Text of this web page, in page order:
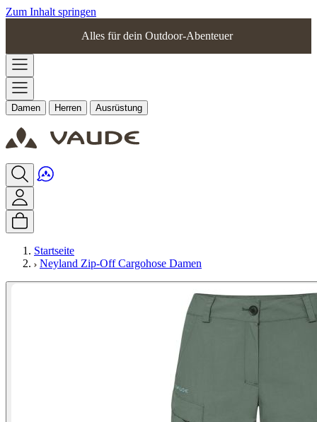
Zum Inhalt springen
Alles für dein Outdoor-Abenteuer
Damen Herren Ausrüstung
Startseite
Neyland Zip-Off Cargohose Damen